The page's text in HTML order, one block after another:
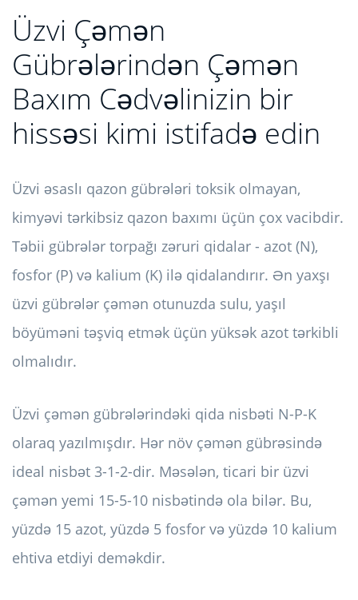
Üzvi Çəmən
Gübrələrindən Çəmən
Baxım Cədvəlinizin bir
hissəsi kimi istifadə edin
Üzvi əsaslı qazon gübrələri toksik olmayan,
kimyəvi tərkibsiz qazon baxımı üçün çox vacibdir.
Təbii gübrələr torpağı zəruri qidalar - azot (N),
fosfor (P) və kalium (K) ilə qidalandırır. Ən yaxşı
üzvi gübrələr çəmən otunuzda sulu, yaşıl
böyüməni təşviq etmək üçün yüksək azot tərkibli
olmalıdır.
Üzvi çəmən gübrələrindəki qida nisbəti N-P-K
olaraq yazılmışdır. Hər növ çəmən gübrəsində
ideal nisbət 3-1-2-dir. Məsələn, ticari bir üzvi
çəmən yemi 15-5-10 nisbətində ola bilər. Bu,
yüzdə 15 azot, yüzdə 5 fosfor və yüzdə 10 kalium
ehtiva etdiyi deməkdir.